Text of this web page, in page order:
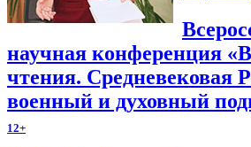
научная конференция
чтения. Средневековая
военный и духовный
12+